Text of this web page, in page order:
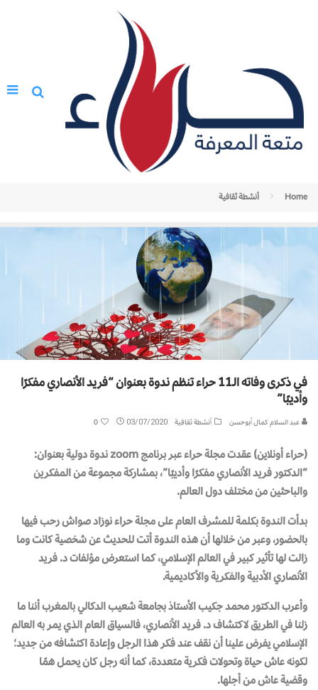
Home أنشطة ثقافية
في ذكرى وفاته الـ11 حراء تنظم ندوة بعنوان “فريد الأنصاري مفكرًا
وأديبًا”
عبد السلام كمال أبوحسن أنشطة ثقافية 03/07/2020
0
(حراء أونلاين) عقدت مجلة حراء عبر برنامج zoom ندوة دولية بعنوان:
“الدكتور فريد الأنصاري مفكرًا وأديبًا”، بمشاركة مجموعة من المفكرين
والباحثين من مختلف دول العالم.
بدأت الندوة بكلمة للمشرف العام على مجلة حراء نوزاد صواش رحب فيها
بالحضور، وعبر من خلالها أن هذه الندوة أتت للحديث عن شخصية كانت وما
زالت لها تأثير كبير في العالم الإسلامي، كما استعرض مؤلفات د. فريد
الأنصاري الأدبية والفكرية والأكاديمية.
وأعرب الدكتور محمد جكيب الأستاذ بجامعة شعيب الدكالي بالمغرب أننا ما
زلنا في الطريق لاكتشاف د. فريد الأنصاري، فالسياق العام الذي يمر به العالم
الإسلامي يفرض علينا أن نقف عند فكر هذا الرجل وإعادة اكتشافه من جديد؛
لكونه عاش حياة وتحولات فكرية متعددة، كما أنه رجل كان يحمل همًا
وقضية عاش من أجلها.